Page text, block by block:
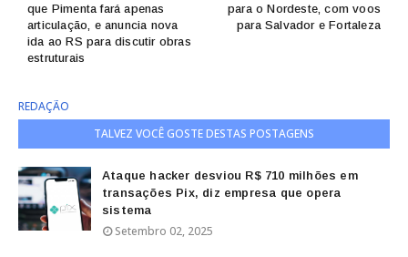
para o Nordeste, com voos
para Salvador e Fortaleza
que Pimenta fará apenas
articulação, e anuncia nova
ida ao RS para discutir obras
estruturais
REDAÇÃO
TALVEZ VOCÊ GOSTE DESTAS POSTAGENS
Ataque hacker desviou R$ 710 milhões em
transações Pix, diz empresa que opera
sistema
Setembro 02, 2025